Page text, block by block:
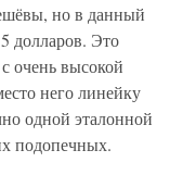
но в данный
долларов. Это
очень высокой
него линейку
одной эталонной
подопечных.